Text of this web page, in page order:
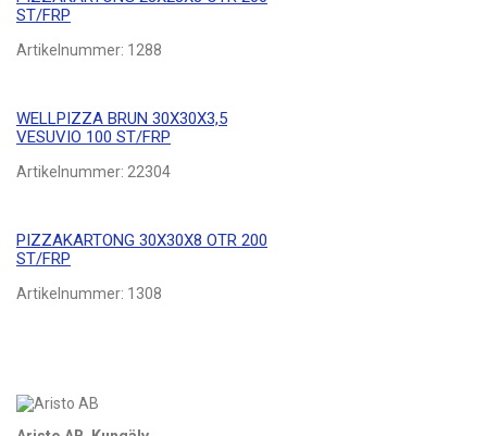
ST/FRP
Artikelnummer: 1288
WELLPIZZA BRUN 30X30X3,5
VESUVIO 100 ST/FRP
Artikelnummer: 22304
PIZZAKARTONG 30X30X8 OTR 200
ST/FRP
Artikelnummer: 1308